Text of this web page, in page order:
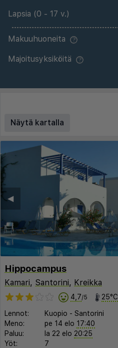
Lapsia (0 - 17 v.)
Makuuhuoneita
Majoitusyksiköitä
Näytä kartalla
◀︎
Hippocampus
Kamari, Santorini, Kreikka
4,7/5 25°C
Lennot: Kuopio - Santorini
Meno:
pe 14 elo 17:40
Paluu:
la 22 elo 20:25
Yöt:
7